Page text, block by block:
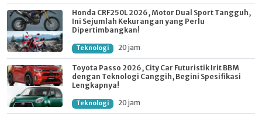
Honda CRF250L 2026, Motor Dual Sport Tangguh,
Ini Sejumlah Kekurangan yang Perlu
Dipertimbangkan!
Teknologi 20 jam
Toyota Passo 2026, City Car Futuristik Irit BBM
dengan Teknologi Canggih, Begini Spesifikasi
Lengkapnya!
Teknologi 20 jam